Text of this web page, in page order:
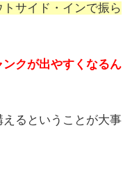
サイド・インで振ら
クが出やすくなるん
るということが大事